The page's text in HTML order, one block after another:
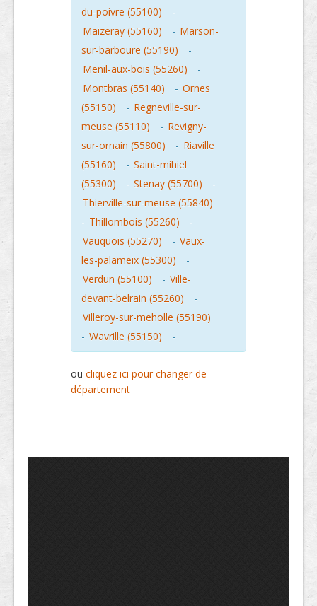
du-poivre (55100)
-
Maizeray (55160)
- Marson-
sur-barboure (55190)
-
Menil-aux-bois (55260)
-
Montbras (55140)
- Ornes
(55150)
- Regneville-sur-
meuse (55110)
- Revigny-
sur-ornain (55800)
- Riaville
(55160)
- Saint-mihiel
(55300)
- Stenay (55700)
-
Thierville-sur-meuse (55840)
- Thillombois (55260)
-
Vauquois (55270)
- Vaux-
les-palameix (55300)
-
Verdun (55100)
- Ville-
devant-belrain (55260)
-
Villeroy-sur-meholle (55190)
- Wavrille (55150) -
ou cliquez ici pour changer de
département